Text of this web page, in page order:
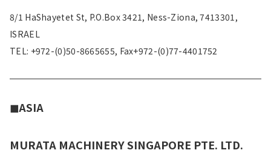
8/1 HaShayetet St, P.O.Box 3421, Ness-Ziona, 7413301,
ISRAEL
TEL: +972-(0)50-8665655, Fax+972-(0)77-4401752
◼︎ASIA
MURATA MACHINERY SINGAPORE PTE. LTD.